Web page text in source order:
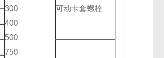
300
400
500
750
可动卡套螺栓